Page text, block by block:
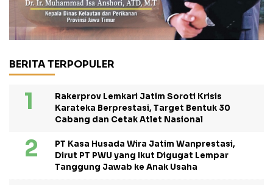
BERITA TERPOPULER
Rakerprov Lemkari Jatim Soroti Krisis
Karateka Berprestasi, Target Bentuk 30
Cabang dan Cetak Atlet Nasional
PT Kasa Husada Wira Jatim Wanprestasi,
Dirut PT PWU yang Ikut Digugat Lempar
Tanggung Jawab ke Anak Usaha